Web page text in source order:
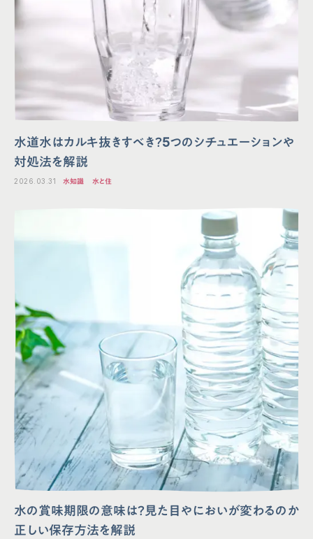
水道水はカルキ抜きすべき？5つのシチュエーションや
対処法を解説
2026.03.31 水知識 水と住
水の賞味期限の意味は？見た目やにおいが変わるのか
正しい保存方法を解説